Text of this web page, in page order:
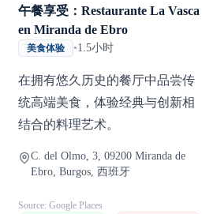
午餐享受：Restaurante La Vasca
en Miranda de Ebro
美食体验 •1.5小时
在拥有悠久历史的餐厅中品尝传
统高端美食，体验经典与创新相
结合的料理艺术。
C. del Olmo, 3, 09200 Miranda de
Ebro, Burgos, 西班牙
Source: Google Places